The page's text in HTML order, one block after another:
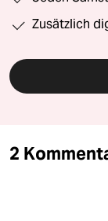
Zusätzlich
2